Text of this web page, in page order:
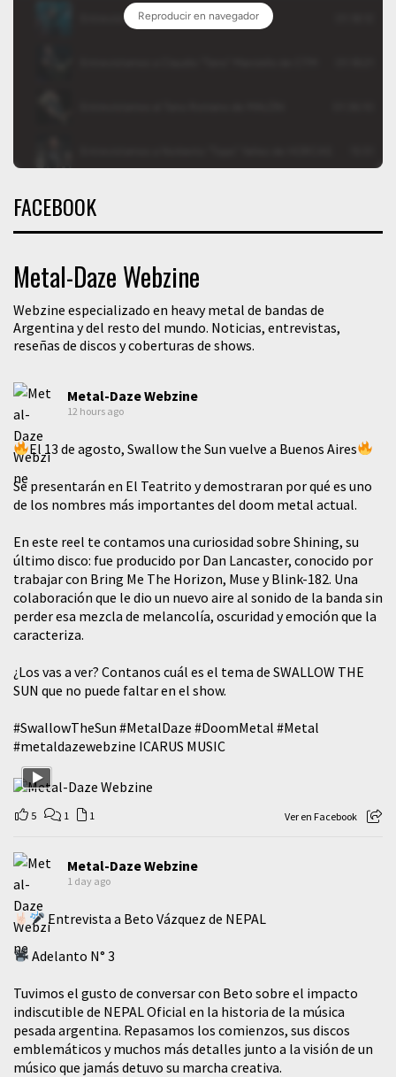
FACEBOOK
Metal-Daze Webzine
Webzine especializado en heavy metal de bandas de
Argentina y del resto del mundo. Noticias, entrevistas,
reseñas de discos y coberturas de shows.
Metal-Daze Webzine
12 hours ago
El 13 de agosto, Swallow the Sun vuelve a Buenos Aires
Se presentarán en El Teatrito y demostraran por qué es uno
de los nombres más importantes del doom metal actual.
En este reel te contamos una curiosidad sobre Shining, su
último disco: fue producido por Dan Lancaster, conocido por
trabajar con Bring Me The Horizon, Muse y Blink-182. Una
colaboración que le dio un nuevo aire al sonido de la banda sin
perder esa mezcla de melancolía, oscuridad y emoción que la
caracteriza.
¿Los vas a ver? Contanos cuál es el tema de SWALLOW THE
SUN que no puede faltar en el show.
#SwallowTheSun #MetalDaze #DoomMetal #Metal
#metaldazewebzine ICARUS MUSIC
5 1 1 Ver en Facebook
Metal-Daze Webzine
1 day ago
Entrevista a Beto Vázquez de NEPAL
Adelanto N° 3
Tuvimos el gusto de conversar con Beto sobre el impacto
indiscutible de NEPAL Oficial en la historia de la música
pesada argentina. Repasamos los comienzos, sus discos
emblemáticos y muchos más detalles junto a la visión de un
músico que jamás detuvo su marcha creativa.